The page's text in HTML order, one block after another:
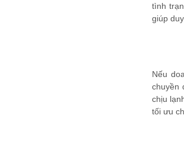
tình
giúp
Nếu
chuyền
chịu
tối ưu